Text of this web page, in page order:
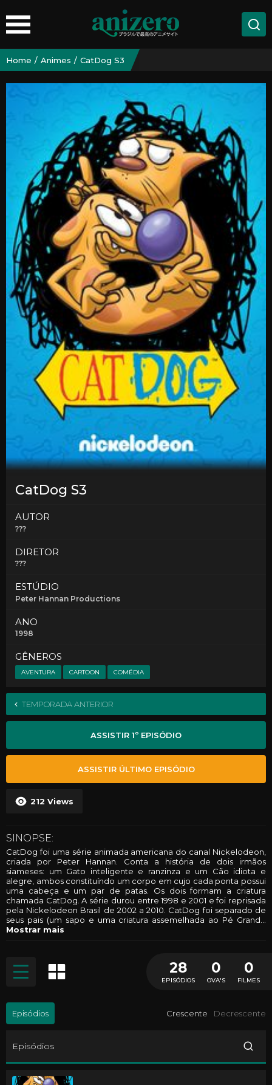
Home Animes CatDog S3
CatDog S3
AUTOR
???
DIRETOR
???
ESTÚDIO
Peter Hannan Productions
ANO
1998
GÊNEROS
AVENTURA CARTOON COMÉDIA
TEMPORADA ANTERIOR
212 Views
ASSISTIR 1º EPISÓDIO
ASSISTIR ÚLTIMO EPISÓDIO
SINOPSE:
CatDog foi uma série animada americana do canal Nickelodeon,
criada por Peter Hannan. Conta a história de dois irmãos
siameses: um Gato inteligente e ranzinza e um Cão idiota e
alegre, ambos constituíndo um corpo em cujo cada ponta possui
uma cabeça e um par de patas. Os dois formam a criatura
chamada CatDog. A série durou entre 1998 e 2001 e foi reprisada
pela Nickelodeon Brasil de 2002 a 2010. CatDog foi separado de
seus pais (um sapo e uma criatura assemelhada ao Pé Grand
Mostrar mais
28
EPISÓDIOS
0
OVA'S
0
FILMES
Episódios Crescente Decrescente
Episódios